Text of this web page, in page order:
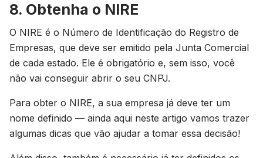
8. Obtenha o NIRE
O NIRE é o Número de Identificação do Registro de
Empresas, que deve ser emitido pela Junta Comercial
de cada estado. Ele é obrigatório e, sem isso, você
não vai conseguir abrir o seu CNPJ.
Para obter o NIRE, a sua empresa já deve ter um
nome definido — ainda aqui neste artigo vamos trazer
algumas dicas que vão ajudar a tomar essa decisão!